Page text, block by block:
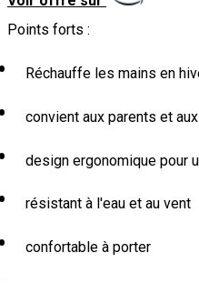
Points forts :
Réchauffe les mains en
convient aux parents et
design ergonomique pour
résistant à l'eau et au vent
confortable à porter